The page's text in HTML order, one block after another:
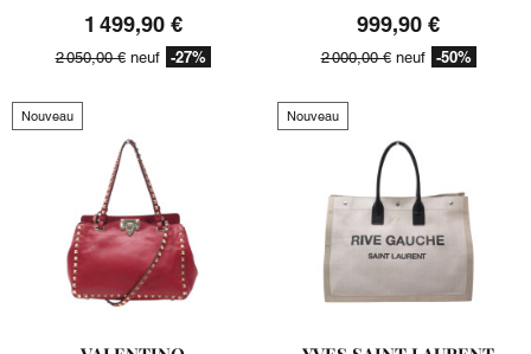
1 499,90 €
2 050,00 €neuf -27%
999,90 €
2 000,00 €neuf -50%
Nouveau Nouveau